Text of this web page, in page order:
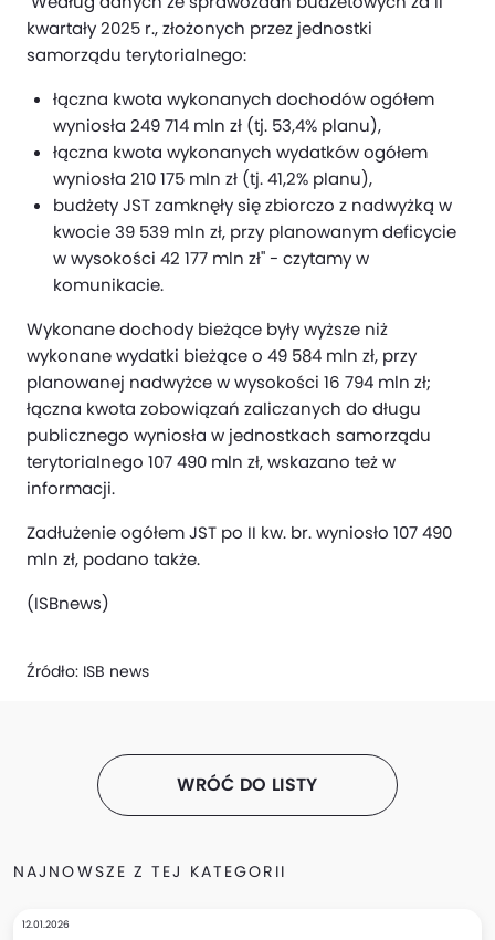
kwartały 2025 r., złożonych przez jednostki
samorządu terytorialnego:
łączna kwota wykonanych dochodów ogółem
wyniosła 249 714 mln zł (tj. 53,4% planu),
łączna kwota wykonanych wydatków ogółem
wyniosła 210 175 mln zł (tj. 41,2% planu),
budżety JST zamknęły się zbiorczo z nadwyżką w
kwocie 39 539 mln zł, przy planowanym deficycie
w wysokości 42 177 mln zł" - czytamy w
komunikacie.
Wykonane dochody bieżące były wyższe niż
wykonane wydatki bieżące o 49 584 mln zł, przy
planowanej nadwyżce w wysokości 16 794 mln zł;
łączna kwota zobowiązań zaliczanych do długu
publicznego wyniosła w jednostkach samorządu
terytorialnego 107 490 mln zł, wskazano też w
informacji.
Zadłużenie ogółem JST po II kw. br. wyniosło 107 490
mln zł, podano także.
(ISBnews)
Źródło: ISB news
WRÓĆ DO LISTY
NAJNOWSZE Z TEJ KATEGORII
12.01.2026